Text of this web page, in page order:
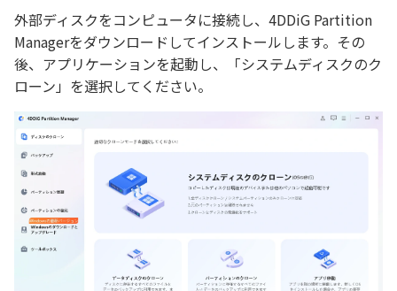
外部ディスクをコンピュータに接続し、4DDiG Partition
Managerをダウンロードしてインストールします。その
後、アプリケーションを起動し、「システムディスクのク
ローン」を選択してください。